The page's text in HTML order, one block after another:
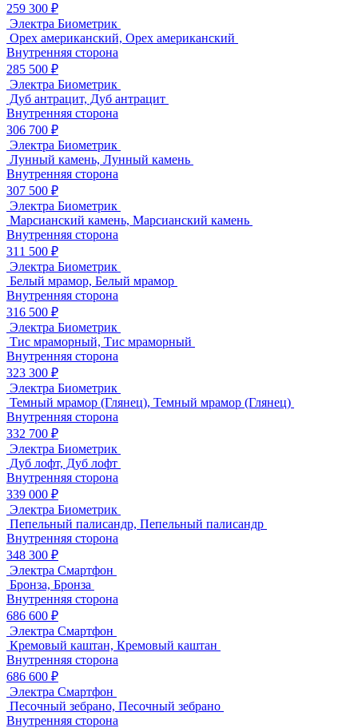
259 300 ₽
Электра Биометрик
Орех американский, Орех американский
Внутренняя сторона
285 500 ₽
Электра Биометрик
Дуб антрацит, Дуб антрацит
Внутренняя сторона
306 700 ₽
Электра Биометрик
Лунный камень, Лунный камень
Внутренняя сторона
307 500 ₽
Электра Биометрик
Марсианский камень, Марсианский камень
Внутренняя сторона
311 500 ₽
Электра Биометрик
Белый мрамор, Белый мрамор
Внутренняя сторона
316 500 ₽
Электра Биометрик
Тис мраморный, Тис мраморный
Внутренняя сторона
323 300 ₽
Электра Биометрик
Темный мрамор (Глянец), Темный мрамор (Глянец)
Внутренняя сторона
332 700 ₽
Электра Биометрик
Дуб лофт, Дуб лофт
Внутренняя сторона
339 000 ₽
Электра Биометрик
Пепельный палисандр, Пепельный палисандр
Внутренняя сторона
348 300 ₽
Электра Смартфон
Бронза, Бронза
Внутренняя сторона
686 600 ₽
Электра Смартфон
Кремовый каштан, Кремовый каштан
Внутренняя сторона
686 600 ₽
Электра Смартфон
Песочный зебрано, Песочный зебрано
Внутренняя сторона